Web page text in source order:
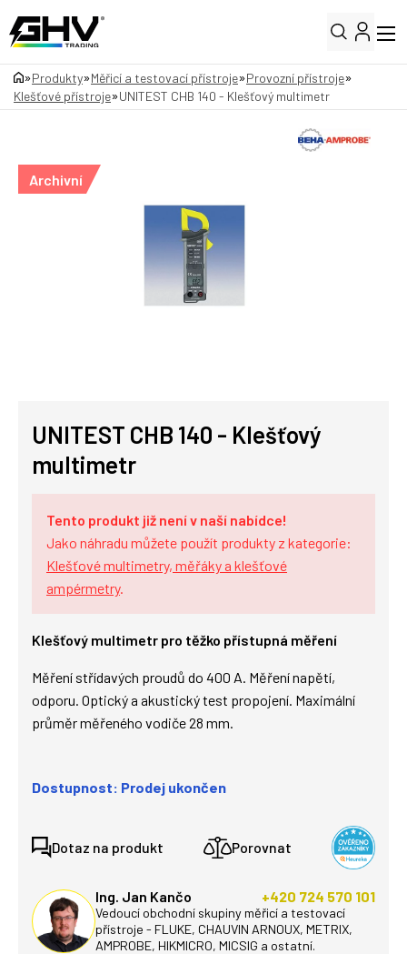
»Produkty»Měřicí a testovací přístroje»Provozní přístroje»
Klešťové přístroje»UNITEST CHB 140 - Klešťový multimetr
Archivní
UNITEST CHB 140 - Klešťový
multimetr
Tento produkt již není v naší nabídce!
Jako náhradu můžete použít produkty z kategorie:
Klešťové multimetry, měřáky a klešťové
ampérmetry.
Klešťový multimetr pro těžko přístupná měření
Měření střídavých proudů do 400 A. Měření napětí,
odporu. Optický a akustický test propojení. Maximální
průměr měřeného vodiče 28 mm.
Dostupnost: Prodej ukončen
Dotaz na produkt Porovnat
Ing. Jan Kančo +420 724 570 101
Vedoucí obchodní skupiny měřicí a testovací
přístroje - FLUKE, CHAUVIN ARNOUX, METRIX,
AMPROBE, HIKMICRO, MICSIG a ostatní.